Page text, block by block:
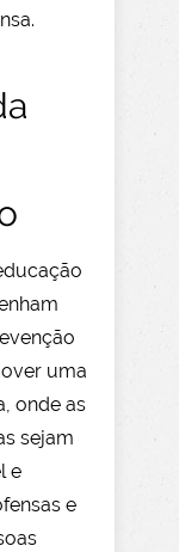
uma
onde as
sejam
e
e